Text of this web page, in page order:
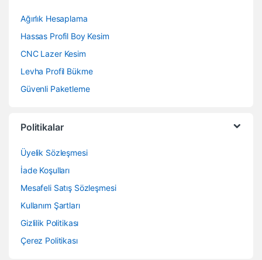
Ağırlık Hesaplama
Hassas Profil Boy Kesim
CNC Lazer Kesim
Levha Profil Bükme
Güvenli Paketleme
Politikalar
Üyelik Sözleşmesi
İade Koşulları
Mesafeli Satış Sözleşmesi
Kullanım Şartları
Gizlilik Politikası
Çerez Politikası